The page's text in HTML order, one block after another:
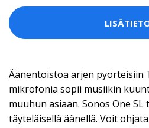
Äänentoistoa arjen pyörteisiin
mikrofonia sopii musiikin
muuhun asiaan. Sonos One
täyteläisellä äänellä. Voit